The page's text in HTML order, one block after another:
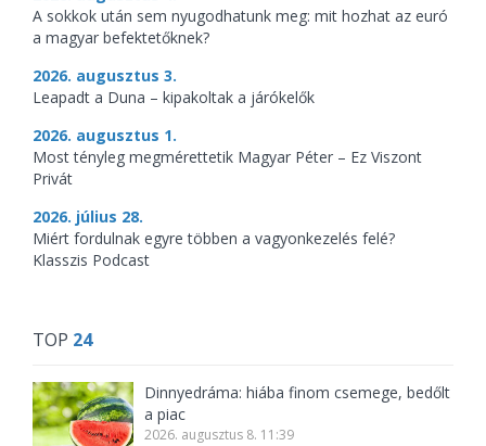
A sokkok után sem nyugodhatunk meg: mit hozhat az euró
a magyar befektetőknek?
2026. augusztus 3.
Leapadt a Duna – kipakoltak a járókelők
2026. augusztus 1.
Most tényleg megmérettetik Magyar Péter – Ez Viszont
Privát
2026. július 28.
Miért fordulnak egyre többen a vagyonkezelés felé?
Klasszis Podcast
TOP 24
Dinnyedráma: hiába finom csemege, bedőlt
a piac
2026. augusztus 8. 11:39